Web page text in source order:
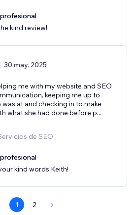
kind review!
30 may. 2025
me with my website and SEO
keeping me up to
at and checking in to make
what she had done before p...
de SEO
kind words Keith!
1 2